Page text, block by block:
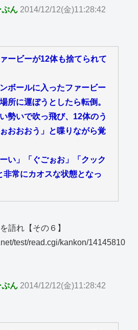
ん 2014/12/12(金)11:28:42
ービーが12体も捨てられて
ボールに入ったファービー
所に運ぼうとしたら転倒。
勢いで吹っ飛び、12体のう
おおおう」と喋りながら覚
い」「ぐごぉお」「クック
非常にカオスな状態となっ
語れ【その６】
test/read.cgi/kankon/14145810
ん 2014/12/12(金)11:28:42